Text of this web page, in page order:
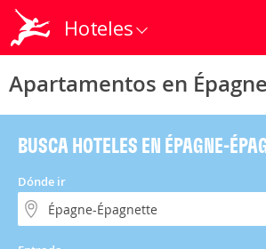
Hoteles
Apartamentos en
BUSCA HOTELES EN ÉPAGNE-
Dónde ir